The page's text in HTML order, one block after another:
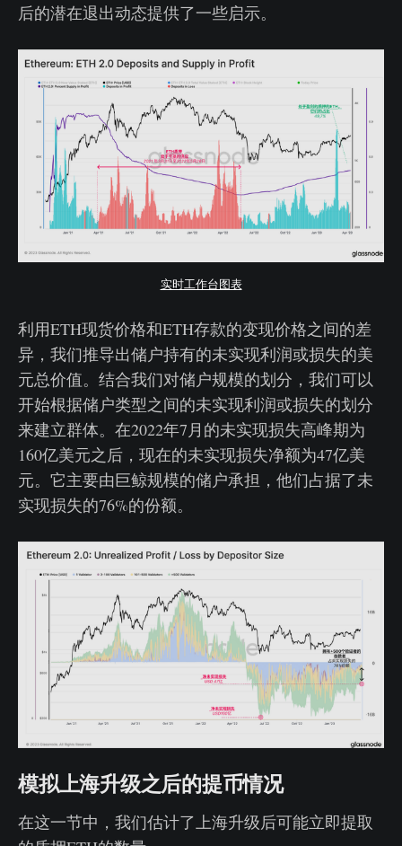
后的潜在退出动态提供了一些启示。
实时工作台图表
利用ETH现货价格和ETH存款的变现价格之间的差
异，我们推导出储户持有的未实现利润或损失的美
元总价值。结合我们对储户规模的划分，我们可以
开始根据储户类型之间的未实现利润或损失的划分
来建立群体。在2022年7月的未实现损失高峰期为
160亿美元之后，现在的未实现损失净额为47亿美
元。它主要由巨鲸规模的储户承担，他们占据了未
实现损失的76%的份额。
模拟上海升级之后的提币情况
在这一节中，我们估计了上海升级后可能立即提取